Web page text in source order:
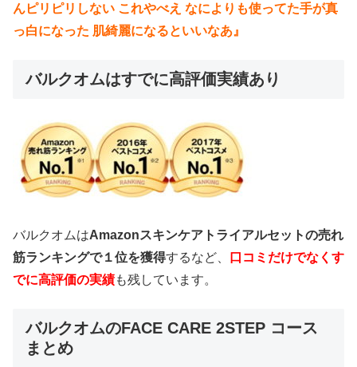
んピリピリしない これやべえ なによりも使ってた手が真
っ白になった 肌綺麗になるといいなあ』
バルクオムはすでに高評価実績あり
バルクオムはAmazonスキンケアトライアルセットの売れ
筋ランキングで１位を獲得するなど、
口コミだけでなくす
でに高評価の実績も残しています。
バルクオムのFACE CARE 2STEP コース
まとめ